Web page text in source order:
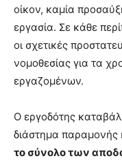
οίκον, καμία
εργασία. Σε κάθε
οι σχετικές
νομοθεσίας για τα
εργαζομένων.
Ο εργοδότης
διάστημα παραμονής
το σύνολο των